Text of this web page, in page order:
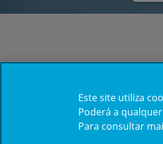
Este site utiliza
Poderá a
Para consultar